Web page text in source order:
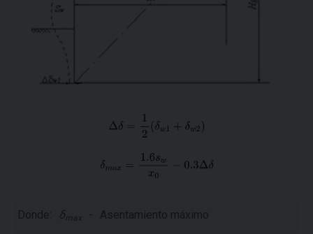
Donde: δmax - Asentamiento máximo